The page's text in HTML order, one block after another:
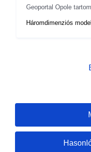
Geoportal Opole
Háromdimenziós